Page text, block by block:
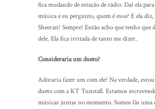
fica mudando de estação de rádio. Daí ela
música e eu pergunto, quem é esse? E ela
Sheeran! Sempre! Então acho que tenho que
dele. Ela fica irritada de tanto me dizer.
Consideraria um dueto?
Adoraria fazer um com ele! Na verdade,
dueto com a KT Tunstall. Estamos
músicas juntas no momento. Somos fãs uma